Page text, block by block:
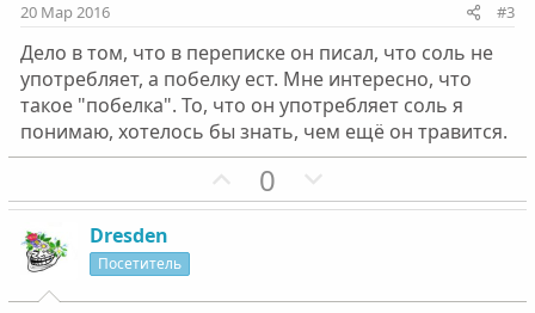
н
ы
й
г
л
н
ы
й
г
л
20 Мар 2016 #3
Дело в том, что в переписке он писал, что соль не
употребляет, а побелку ест. Мне интересно, что
такое "побелка". То, что он употребляет соль я
понимаю, хотелось бы знать, чем ещё он травится.
П
о
т
0
е
т
Dresden
Посетитель